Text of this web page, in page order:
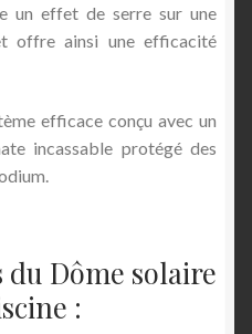
un effet de serre sur une
offre ainsi une efficacité
efficace conçu avec un
incassable protégé des
Dôme solaire
: